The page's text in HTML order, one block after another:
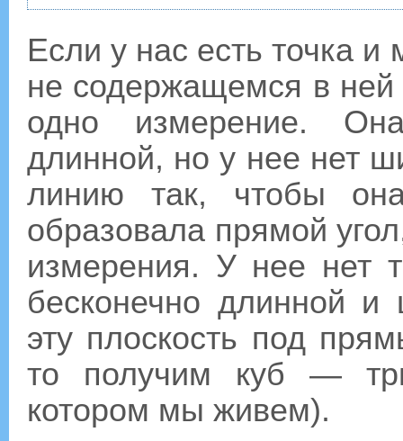
Если у нас есть точка
не содержащемся в
одно измерение.
длинной, но у нее нет
линию так, чтобы
образовала прямой
измерения. У нее нет
бесконечно длинной
эту плоскость под
то получим куб —
котором мы живем).